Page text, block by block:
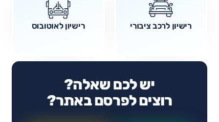
רישיון לרכב ציבורי רישיון לאוטובוס
יש לכם שאלה?
רוצים לפרסם באתר?